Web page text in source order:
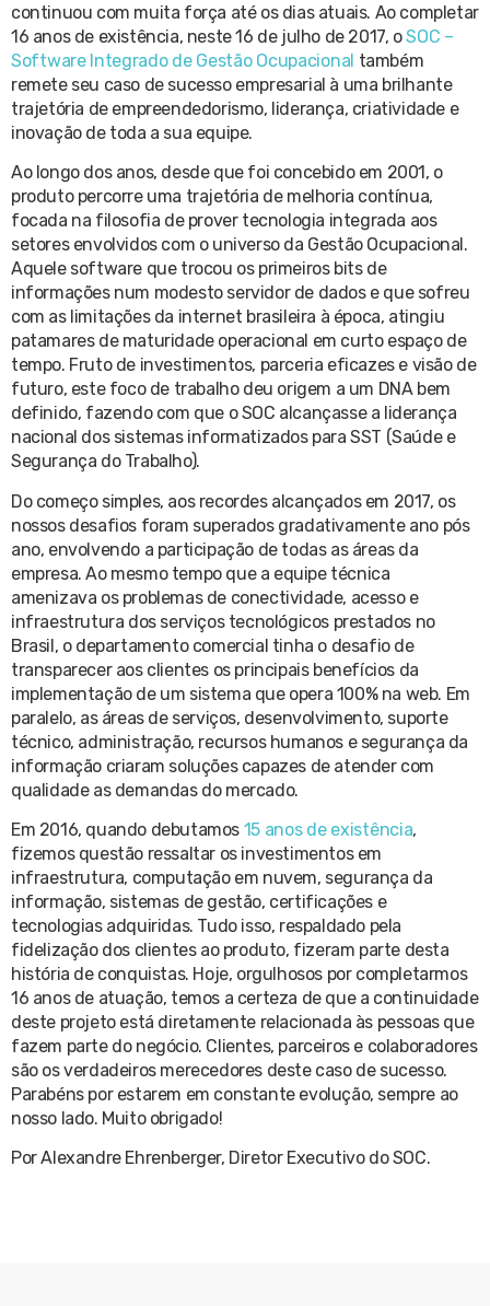
continuou com muita força até os dias atuais. Ao completar
16 anos de existência, neste 16 de julho de 2017, oSOC –
Software Integrado de Gestão Ocupacional também
remete seu caso de sucesso empresarial à uma brilhante
trajetória de empreendedorismo, liderança, criatividade e
inovação de toda a sua equipe.
Ao longo dos anos, desde que foi concebido em 2001, o
produto percorre uma trajetória de melhoria contínua,
focada na filosofia de prover tecnologia integrada aos
setores envolvidos com o universo da Gestão Ocupacional.
Aquele software que trocou os primeiros bits de
informações num modesto servidor de dados e que sofreu
com as limitações da internet brasileira à época, atingiu
patamares de maturidade operacional em curto espaço de
tempo. Fruto de investimentos, parceria eficazes e visão de
futuro, este foco de trabalho deu origem a um DNA bem
definido, fazendo com que o SOC alcançasse a liderança
nacional dos sistemas informatizados para SST (Saúde e
Segurança do Trabalho).
Do começo simples, aos recordes alcançados em 2017, os
nossos desafios foram superados gradativamente ano pós
ano, envolvendo a participação de todas as áreas da
empresa. Ao mesmo tempo que a equipe técnica
amenizava os problemas de conectividade, acesso e
infraestrutura dos serviços tecnológicos prestados no
Brasil, o departamento comercial tinha o desafio de
transparecer aos clientes os principais benefícios da
implementação de um sistema que opera 100% na web. Em
paralelo, as áreas de serviços, desenvolvimento, suporte
técnico, administração, recursos humanos e segurança da
informação criaram soluções capazes de atender com
qualidade as demandas do mercado.
Em 2016, quando debutamos 15 anos de existência,
fizemos questão ressaltar os investimentos em
infraestrutura, computação em nuvem, segurança da
informação, sistemas de gestão, certificações e
tecnologias adquiridas. Tudo isso, respaldado pela
fidelização dos clientes ao produto, fizeram parte desta
história de conquistas. Hoje, orgulhosos por completarmos
16 anos de atuação, temos a certeza de que a continuidade
deste projeto está diretamente relacionada às pessoas que
fazem parte do negócio. Clientes, parceiros e colaboradores
são os verdadeiros merecedores deste caso de sucesso.
Parabéns por estarem em constante evolução, sempre ao
nosso lado. Muito obrigado!
Por Alexandre Ehrenberger, Diretor Executivo do SOC.